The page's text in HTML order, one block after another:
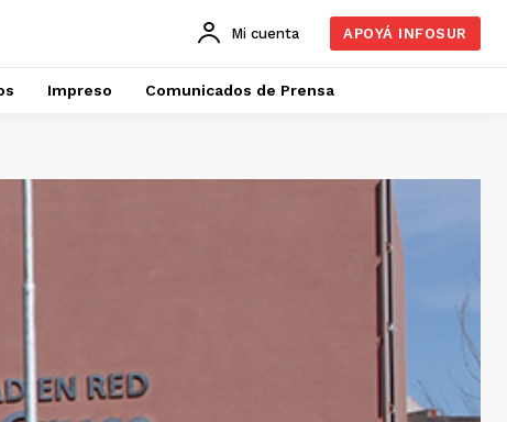
Mi cuenta APOYÁ INFOSUR
Impreso Comunicados de Prensa